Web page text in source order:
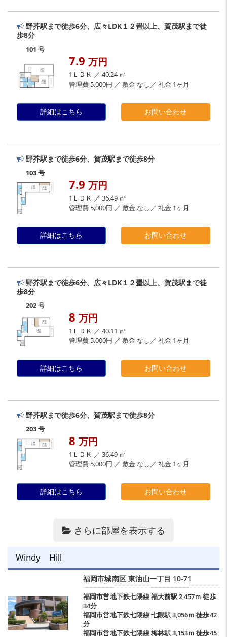
野芥駅まで徒歩6分、広々LDK１２畳以上、賀茂駅まで徒
歩8分
101 号
7.9 万円
1ＬＤＫ ／ 40.24 ㎡
管理費 5,000円 ／ 敷金 なし／ 礼金 1ヶ月
詳細はこちら お問い合わせ
野芥駅まで徒歩6分、賀茂駅まで徒歩8分
103 号
7.9 万円
1ＬＤＫ ／ 36.49 ㎡
管理費 5,000円 ／ 敷金 なし／ 礼金 1ヶ月
詳細はこちら お問い合わせ
野芥駅まで徒歩6分、広々LDK１２畳以上、賀茂駅まで徒
歩8分
202 号
8 万円
1ＬＤＫ ／ 40.11 ㎡
管理費 5,000円 ／ 敷金 なし／ 礼金 1ヶ月
詳細はこちら お問い合わせ
野芥駅まで徒歩6分、賀茂駅まで徒歩8分
203 号
8 万円
1ＬＤＫ ／ 36.49 ㎡
管理費 5,000円 ／ 敷金 なし／ 礼金 1ヶ月
詳細はこちら お問い合わせ
さらに部屋を表示する
Windy Hill
福岡市城南区 東油山一丁目 10-71
福岡市営地下鉄七隈線福大前駅2,457ｍ 徒歩
34分
福岡市営地下鉄七隈線七隈駅3,056ｍ 徒歩42
分
福岡市営地下鉄七隈線梅林駅3,153ｍ 徒歩45